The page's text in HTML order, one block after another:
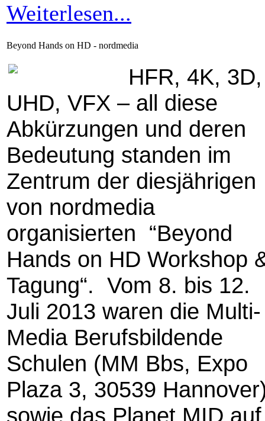
Weiterlesen...
Beyond Hands on HD - nordmedia
HFR, 4K, 3D,
UHD, VFX – all diese
Abkürzungen und deren
Bedeutung standen im
Zentrum der diesjährigen
von nordmedia
organisierten “Beyond
Hands on HD Workshop
Tagung“. Vom 8. bis 12.
Juli 2013 waren die Multi-
Media Berufsbildende
Schulen (MM Bbs, Expo
Plaza 3, 30539
sowie das Planet MID auf